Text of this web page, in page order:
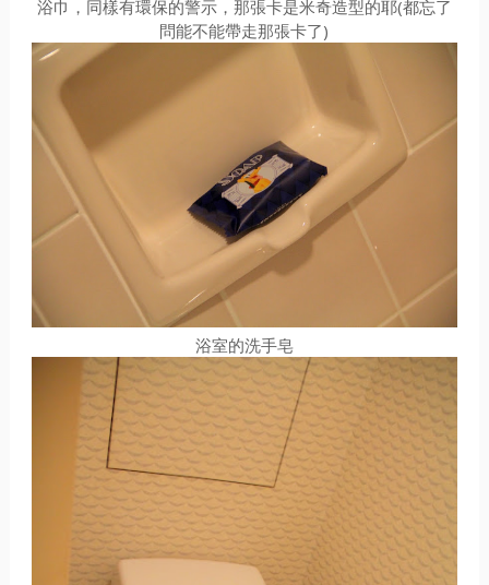
浴巾，同樣有環保的警示，那張卡是米奇造型的耶(都忘了
問能不能帶走那張卡了)
浴室的洗手皂